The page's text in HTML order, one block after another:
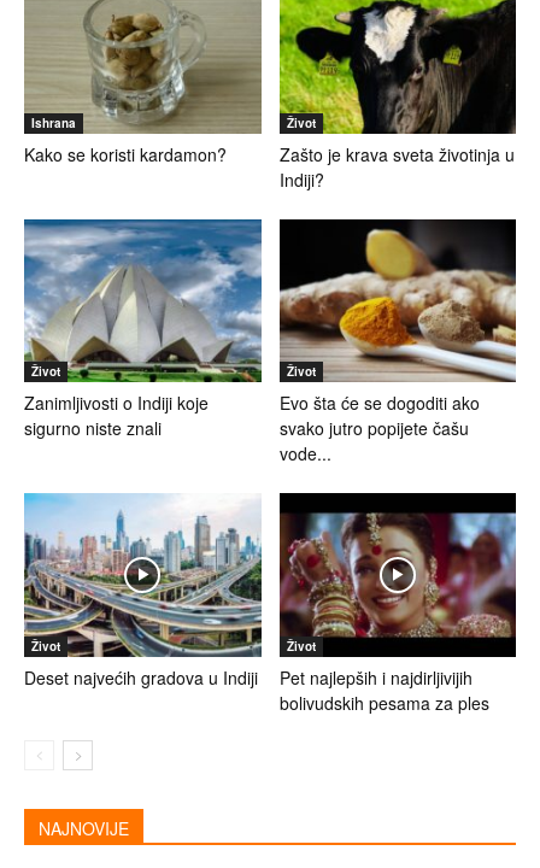
Ishrana
Kako se koristi kardamon?
Život
Zašto je krava sveta životinja u
Indiji?
Život
Zanimljivosti o Indiji koje
sigurno niste znali
Život
Evo šta će se dogoditi ako
svako jutro popijete čašu
vode...
Život
Deset najvećih gradova u Indiji
Život
Pet najlepših i najdirljivijih
bolivudskih pesama za ples
NAJNOVIJE